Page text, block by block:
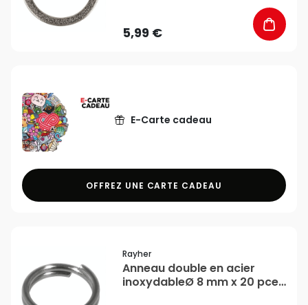
5,99 €
E-Carte cadeau
OFFREZ UNE CARTE CADEAU
Rayher
Anneau double en acier
inoxydableØ 8 mm x 20 pces